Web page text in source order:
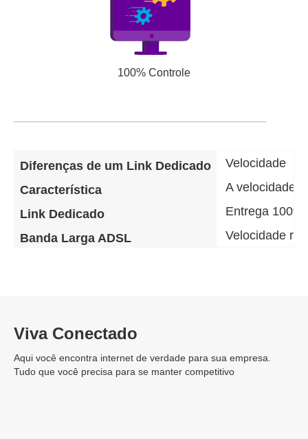
100% Controle
Diferenças de um Link Dedicado
Característica
Link Dedicado
Banda Larga ADSL
Velocidade
A velocidade
Entrega
Velocidade
Viva Conectado
Aqui você encontra internet de verdade para sua empresa.
Tudo que você precisa para se manter competitivo